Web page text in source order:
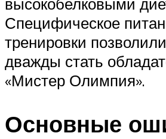
Специфическое
тренировки
дважды стать
«Мистер Олимпия».
Основные